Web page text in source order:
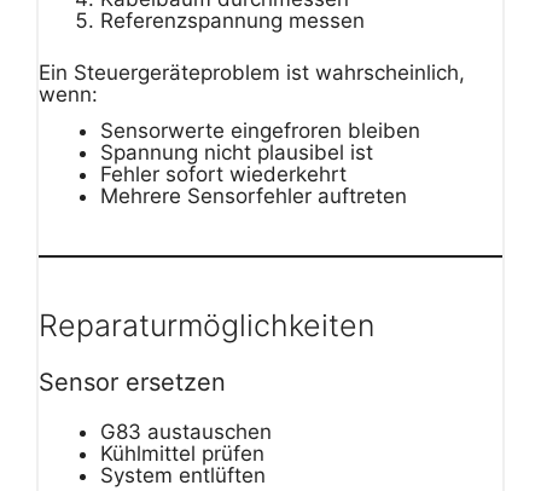
Referenzspannung messen
Ein Steuergeräteproblem ist wahrscheinlich,
wenn:
Sensorwerte eingefroren bleiben
Spannung nicht plausibel ist
Fehler sofort wiederkehrt
Mehrere Sensorfehler auftreten
Reparaturmöglichkeiten
Sensor ersetzen
G83 austauschen
Kühlmittel prüfen
System entlüften